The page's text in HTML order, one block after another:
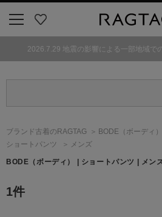
気
2026.7.29 地震の影響による一部地域で
ブランド古着のRAGTAG BODE （ボーディ）
ショートパンツ
メンズ
BODE （ボーディ） | ショートパンツ | メン
1件